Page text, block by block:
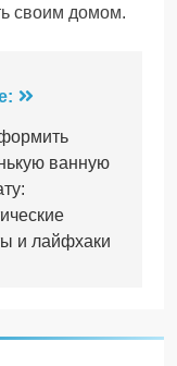
своим домом.
ванную
и лайфхаки